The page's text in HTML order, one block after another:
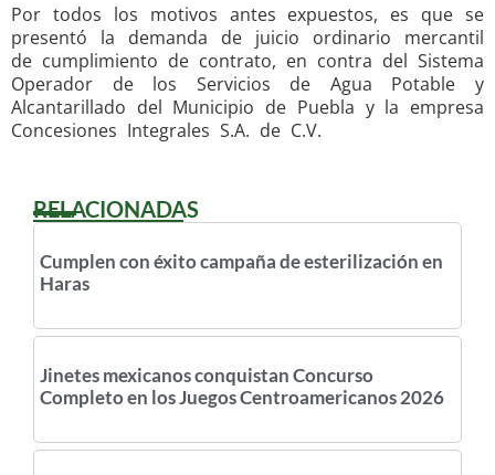
Por todos los motivos antes expuestos, es que se
presentó la demanda de juicio ordinario mercantil
de cumplimiento de contrato, en contra del Sistema
Operador de los Servicios de Agua Potable y
Alcantarillado del Municipio de Puebla y la empresa
Concesiones Integrales S.A. de C.V.
RELACIONADAS
Cumplen con éxito campaña de esterilización en
Haras
Jinetes mexicanos conquistan Concurso
Completo en los Juegos Centroamericanos 2026